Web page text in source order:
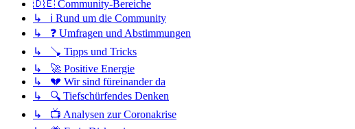
🇩🇪 Community-Bereiche
↳ ℹ️ Rund um die Community
↳ ❓ Umfragen und Abstimmungen
↳ 🪠 Tipps und Tricks
↳ 🚀 Positive Energie
↳ 💔 Wir sind füreinander da
↳ 🔍 Tiefschürfendes Denken
↳ 📺 Analysen zur Coronakrise